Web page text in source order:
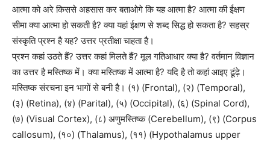
आत्मा को अरे किससे अहसास कर बताओगे कि यह आत्मा है? आत्मा की ईक्षण
सीमा क्या आत्मा हो सकती है? क्या यहां ईक्षण से शब्द सिद्ध हो सकता है? सहस्र
संस्कृति प्रश्न है यह? उत्तर प्रतीक्षा चाहता है।
प्रश्न कहां उठते हैं? उत्तर कहां मिलते हैं? मूल गतिआधार क्या है? वर्तमान विज्ञान
का उत्तर है मस्तिष्क में। क्या मस्तिष्क में आत्मा है? यदि है तो कहां आइए ढूंढ़े।
मस्तिष्क संरचना इन भागों से बनी है। (१) (Frontal), (२) (Temporal),
(३) (Retina), (४) (Parital), (५) (Occipital), (६) (Spinal Cord),
(७) (Visual Cortex), (८) अणुमस्तिष्क (Cerebellum), (९) (Corpus
callosum), (१०) (Thalamus), (११) (Hypothalamus upper